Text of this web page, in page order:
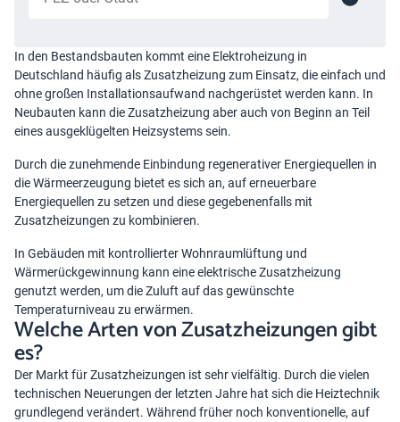
In den Bestandsbauten kommt eine Elektroheizung in
Deutschland häufig als Zusatzheizung zum Einsatz, die einfach und
ohne großen Installationsaufwand nachgerüstet werden kann. In
Neubauten kann die Zusatzheizung aber auch von Beginn an Teil
eines ausgeklügelten Heizsystems sein.
Durch die zunehmende Einbindung regenerativer Energiequellen in
die Wärmeerzeugung bietet es sich an, auf erneuerbare
Energiequellen zu setzen und diese gegebenenfalls mit
Zusatzheizungen zu kombinieren.
In Gebäuden mit kontrollierter Wohnraumlüftung und
Wärmerückgewinnung kann eine elektrische Zusatzheizung
genutzt werden, um die Zuluft auf das gewünschte
Temperaturniveau zu erwärmen.
Welche Arten von Zusatzheizungen gibt
es?
Der Markt für Zusatzheizungen ist sehr vielfältig. Durch die vielen
technischen Neuerungen der letzten Jahre hat sich die Heiztechnik
grundlegend verändert. Während früher noch konventionelle, auf